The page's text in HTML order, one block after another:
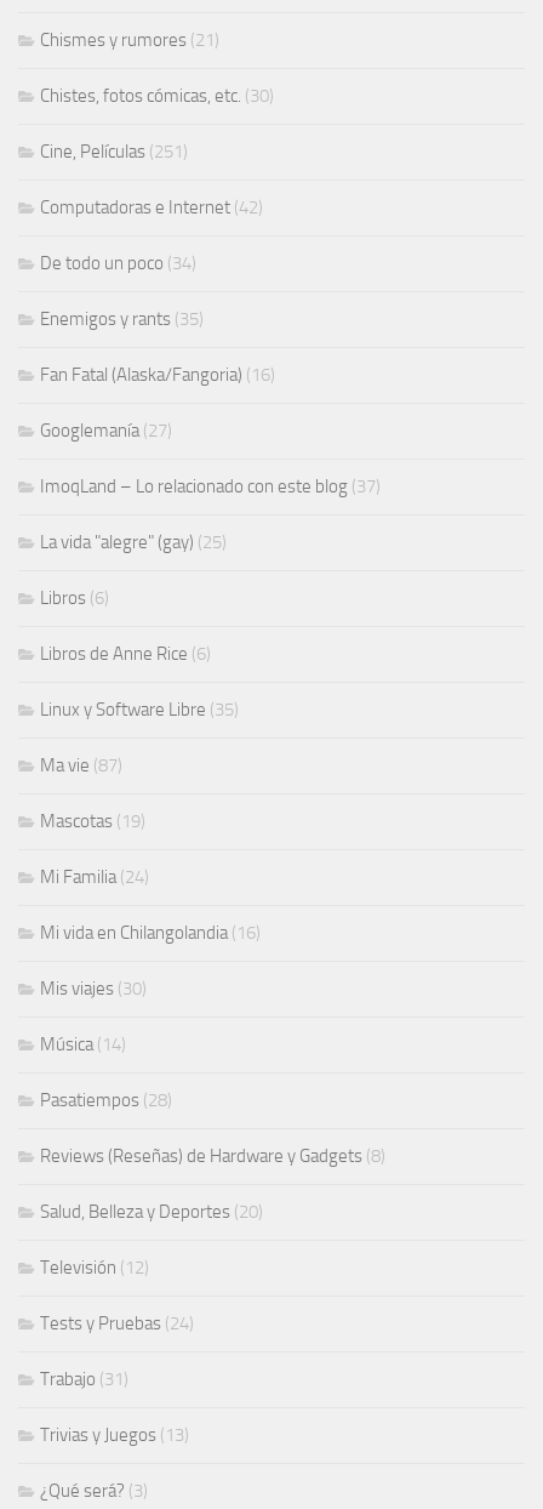
Chismes y rumores (21)
Chistes, fotos cómicas, etc. (30)
Cine, Películas (251)
Computadoras e Internet (42)
De todo un poco (34)
Enemigos y rants (35)
Fan Fatal (Alaska/Fangoria) (16)
Googlemanía (27)
ImoqLand – Lo relacionado con este blog (37)
La vida "alegre" (gay) (25)
Libros (6)
Libros de Anne Rice (6)
Linux y Software Libre (35)
Ma vie (87)
Mascotas (19)
Mi Familia (24)
Mi vida en Chilangolandia (16)
Mis viajes (30)
Música (14)
Pasatiempos (28)
Reviews (Reseñas) de Hardware y Gadgets (8)
Salud, Belleza y Deportes (20)
Televisión (12)
Tests y Pruebas (24)
Trabajo (31)
Trivias y Juegos (13)
¿Qué será? (3)